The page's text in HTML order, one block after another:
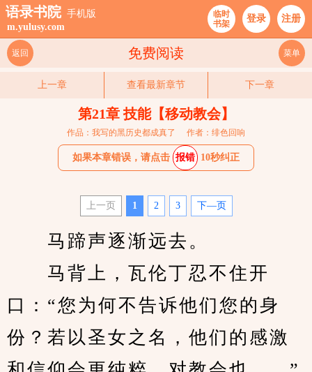
语录书院 手机版
m.yulusy.com
临时
书架
登录 注册
免费阅读
返回 菜单
上一章 查看最新章节 下一章
第21章 技能【移动教会】
作品：我写的黑历史都成真了 作者：绯色回响
如果本章错误，请点击 报错 10秒纠正
上一页 1 2 3 下—页
马蹄声逐渐远去。
马背上，瓦伦丁忍不住开
口：“您为何不告诉他们您的身
份？若以圣女之名，他们的感激